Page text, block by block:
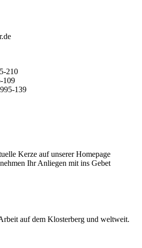
210
109
139
Kerze auf unserer Homepage
Ihr Anliegen mit ins Gebet
auf dem Klosterberg und weltweit.